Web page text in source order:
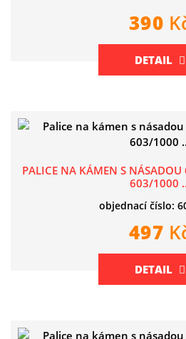
390
DETAIL
PALICE NA KÁMEN S
603/1000
objednací číslo:
497
DETAIL